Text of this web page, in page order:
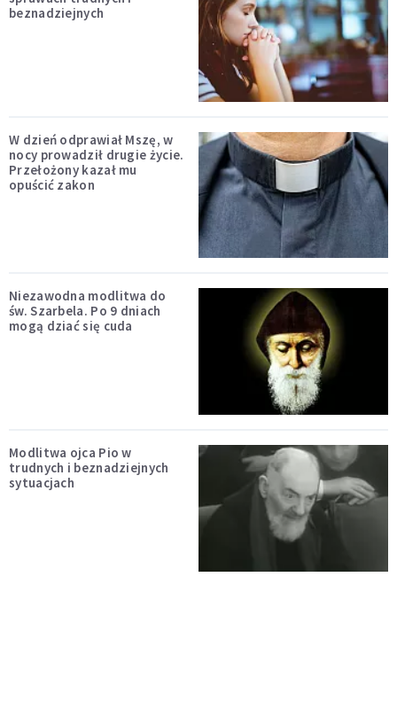
beznadziejnych
W dzień odprawiał Mszę, w
nocy prowadził drugie życie.
Przełożony kazał mu
opuścić zakon
Niezawodna modlitwa do
św. Szarbela. Po 9 dniach
mogą dziać się cuda
Modlitwa ojca Pio w
trudnych i beznadziejnych
sytuacjach